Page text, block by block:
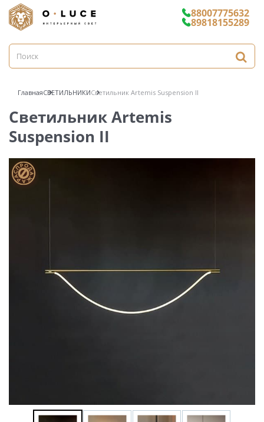
88007775632
89818155289
ГлавнаяСВЕТИЛЬНИКИСветильник Artemis Suspension II
Светильник Artemis
Suspension II